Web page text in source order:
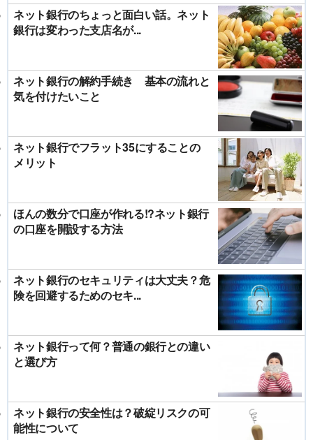
ネット銀行のちょっと面白い話。ネット
銀行は変わった支店名が...
ネット銀行の解約手続き 基本の流れと
気を付けたいこと
ネット銀行でフラット35にすることの
メリット
ほんの数分で口座が作れる!?ネット銀行
の口座を開設する方法
ネット銀行のセキュリティは大丈夫？危
険を回避するためのセキ...
ネット銀行って何？普通の銀行との違い
と選び方
ネット銀行の安全性は？破綻リスクの可
能性について